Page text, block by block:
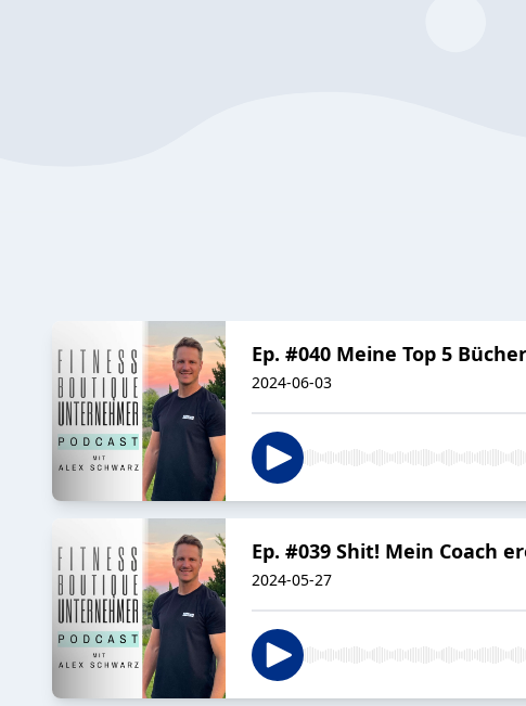
Ep. #040 Meine Top 5
2024-06-03
Ep. #039 Shit! Mein Coach
2024-05-27